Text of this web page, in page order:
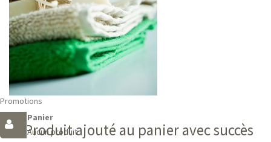
Promotions
Panier
Aucun produit
Produit ajouté au panier avec succès